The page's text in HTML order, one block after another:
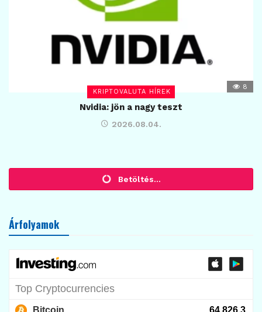
KRIPTOVALUTA HÍREK
8
Nvidia: jön a nagy teszt
2026.08.04.
KRIPTO TUDÁSTÁR
BVNK fogalma: miért ér sok